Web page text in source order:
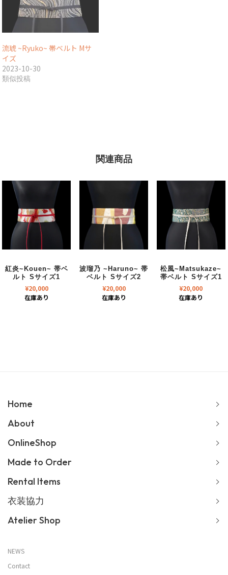
流琥 ~Ryuko~ 帯ベルト Mサ
イズ
2023-10-30
類似投稿
関連商品
紅炎~Kouen~ 帯ベ
ルト Sサイズ1
¥20,000
在庫あり
波瑠乃 ~Haruno~ 帯
ベルト Sサイズ2
¥20,000
在庫あり
松風~Matsukaze~
帯ベルト Sサイズ1
¥20,000
在庫あり
Home
About
OnlineShop
Made to Order
Rental Items
衣装協力
Atelier Shop
NEWS
Contact